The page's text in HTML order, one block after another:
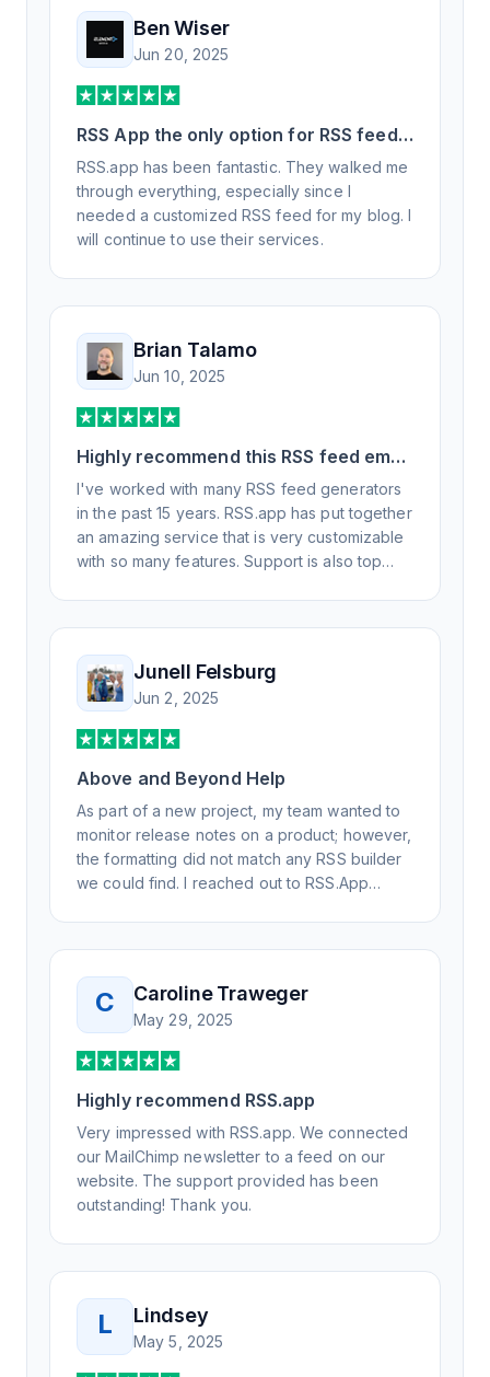
Ben Wiser
Jun 20, 2025
RSS App the only option for RSS feed
generation
RSS.app has been fantastic. They walked me
through everything, especially since I
needed a customized RSS feed for my blog. I
will continue to use their services.
Brian Talamo
Jun 10, 2025
Highly recommend this RSS feed email
/ widget generator service.
I've worked with many RSS feed generators
in the past 15 years. RSS.app has put together
an amazing service that is very customizable
with so many features. Support is also top
professionally. Highly recommend for all your
RSS feed needs. Our trucking news hub
website couldn't work without it. Thank you.
Junell Felsburg
Jun 2, 2025
Above and Beyond Help
As part of a new project, my team wanted to
monitor release notes on a product; however,
the formatting did not match any RSS builder
we could find. I reached out to RSS.App
day, but I spoke to someone who was
knowledgeable, kind, and clearly wanted to
understand the issue. It has been a few
weeks, but after many revisions and direct
support, all of my release notes are in a way
that my users understand and find value in.
Honestly, it has been an exceptional
experience, and I will be pushing everyone I
know to RSS.app for their RSS needs.
C Caroline Traweger
May 29, 2025
Highly recommend RSS.app
Very impressed with RSS.app. We connected
our MailChimp newsletter to a feed on our
website. The support provided has been
outstanding! Thank you.
L Lindsey
May 5, 2025